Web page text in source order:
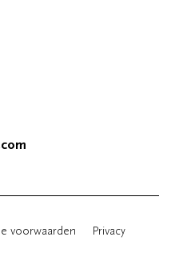
voorwaarden
Privacy